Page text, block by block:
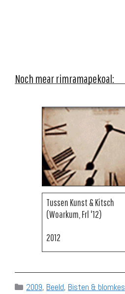
Noch mear rimramapekoal:
Tussen Kunst & Kitsch
(Woarkum, Frl '12)
2012
Categories
2009, Beeld, Bisten & blomkes